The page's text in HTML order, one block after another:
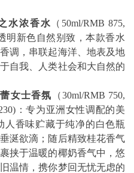
水浓香水 （50ml/RMB 875,
明新色自然别致，本款香水
调，串联起海洋、地表及地
自我、人类社会和大自然的
女士香氛 （30ml/RMB 750,
：专为亚洲女性调配的美
人香味贮藏于纯净的白色瓶
涎欲滴；随后精致桂花香气
挟于温暖的椰奶香气中，悠
温情，携你梦回无忧无虑的